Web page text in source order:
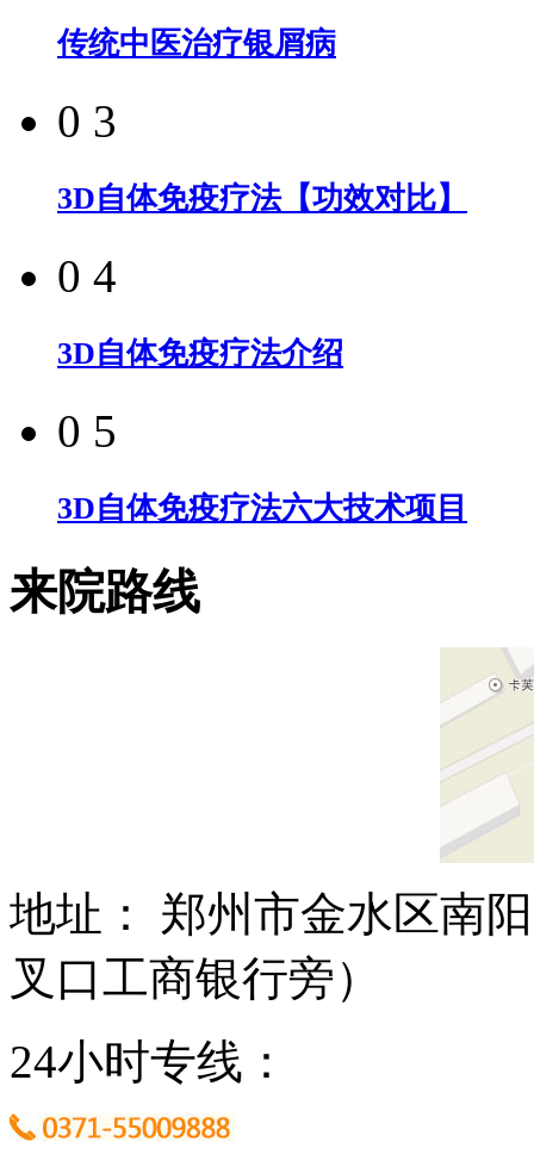
传统中医治疗银屑病
0 3
3D自体免疫疗法【功效对比】
0 4
3D自体免疫疗法介绍
0 5
3D自体免疫疗法六大技术项目
来院路线
地址： 郑州市金水区南
叉口工商银行旁）
24小时专线：